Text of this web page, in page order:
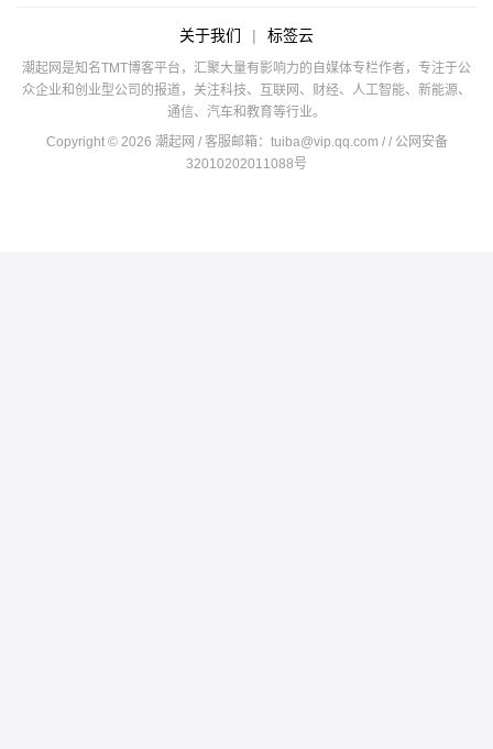
关于我们 | 标签云
潮起网是知名TMT博客平台，汇聚大量有影响力的自媒体专栏作者，专注于公
众企业和创业型公司的报道，关注科技、互联网、财经、人工智能、新能源、
通信、汽车和教育等行业。
Copyright © 2026 潮起网 / 客服邮箱： tuiba@vip.qq.com / / 公网安备
32010202011088号